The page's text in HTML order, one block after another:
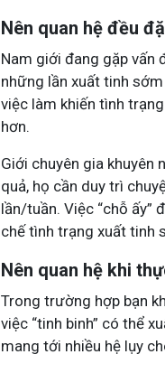
Nên quan hệ đều
Nam giới đang gặp vấn
những lần xuất tinh
việc làm khiến tình
hơn.
Giới chuyên gia khuyên
quả, họ cần duy trì
lần/tuần. Việc “chỗ ấy”
chế tình trạng xuất tinh
Nên quan hệ khi
Trong trường hợp bạn
việc “tinh binh” có thể
mang tới nhiều hệ lụy